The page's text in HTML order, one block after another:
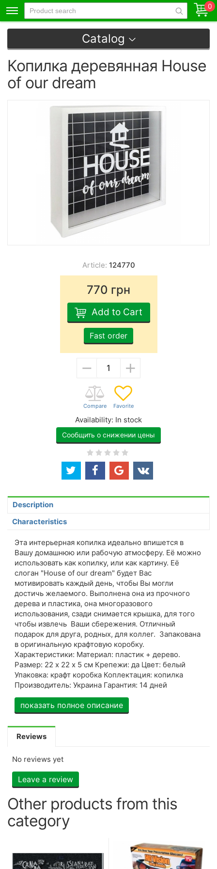
0
Catalog
Копилка деревянная House
of our dream
Article: 124770
770 грн
Add to Cart
Fast order
− +
Availability: In stock
Сообщить о снижении цены
Description
Characteristics
Эта интерьерная копилка идеально впишется в
Вашу домашнюю или рабочую атмосферу. Её можно
использовать как копилку, или как картину. Её
слоган "House of our dream" будет Вас
мотивировать каждый день, чтобы Вы могли
достичь желаемого. Выполнена она из прочного
дерева и пластика, она многоразового
использования, сзади снимается крышка, для того
чтобы извлечь Ваши сбережения. Отличный
подарок для друга, родных, для коллег. Запакована
в оригинальную крафтовую коробку.
Характеристики: Материал: пластик + дерево.
Размер: 22 х 22 х 5 см Крепежи: да Цвет: белый
Упаковка: крафт коробка Коплектация: копилка
Производитель: Украина Гарантия: 14 дней
показать полное описание
Reviews
No reviews yet
Leave a review
Other products from this
category